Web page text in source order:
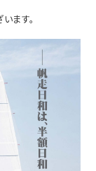
ます。